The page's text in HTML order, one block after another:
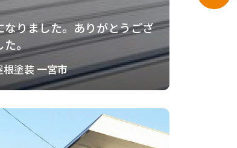
なりました。ありがとうござ
。
根塗装 一宮市